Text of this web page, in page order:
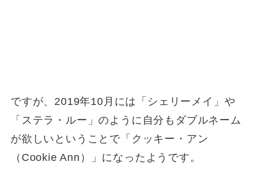
ですが、2019年10月には「シェリーメイ」や
「ステラ・ルー」のように自分もダブルネーム
が欲しいということで「クッキー・アン
（Cookie Ann）」になったようです。